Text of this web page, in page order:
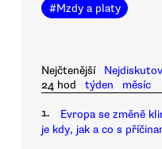
#Mzdy a platy
Nejčtenější
24 hod
týden měsíc
1.
Evropa se změně
je kdy, jak a co s